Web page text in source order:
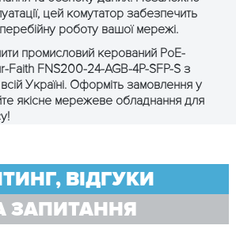
цей комутатор забезпечить
роботу вашої мережі.
промисловий керований PoE-
Faith FNS200-24-AGB-4P-SFP-S з
Україні. Оформіть замовлення у
якісне мережеве обладнання для
ВІДГУКИ
ЗАПИТАННЯ